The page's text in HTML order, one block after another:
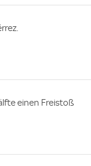
einen Freistoß